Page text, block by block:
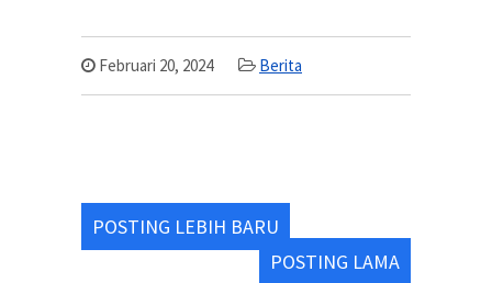
Februari 20, 2024 Berita
POSTING LEBIH BARU
POSTING LAMA